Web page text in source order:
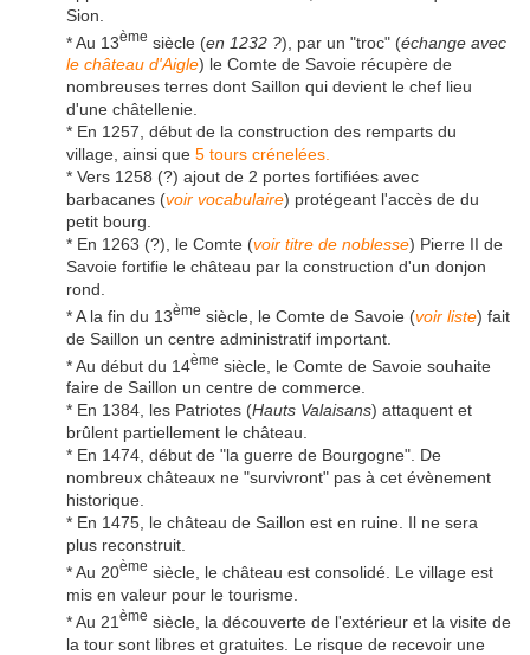
Sion.
* Au 13ème siècle (en 1232 ?), par un "troc" (échange avec
le château d'Aigle) le Comte de Savoie récupère de
nombreuses terres dont Saillon qui devient le chef lieu
d'une châtellenie.
* En 1257, début de la construction des remparts du
village, ainsi que 5 tours crénelées
* Vers 1258 (?) ajout de 2 portes fortifiées avec
barbacanes (voir vocabulaire) protégeant l'accès de du
petit bourg.
* En 1263 (?), le Comte (voir titre de noblesse) Pierre II de
Savoie fortifie le château par la construction d'un donjon
rond.
* A la fin du 13ème siècle, le Comte de Savoie (voir liste) fait
de Saillon un centre administratif important.
* Au début du 14ème siècle, le Comte de Savoie souhaite
faire de Saillon un centre de commerce.
* En 1384, les Patriotes (Hauts Valaisans) attaquent et
brûlent partiellement le château.
* En 1474, début de "la guerre de Bourgogne". De
nombreux châteaux ne "survivront" pas à cet évènement
historique.
* En 1475, le château de Saillon est en ruine. Il ne sera
plus reconstruit.
* Au 20ème siècle, le château est consolidé. Le village est
mis en valeur pour le tourisme.
* Au 21 ème siècle, la découverte de l'extérieur et la visite de
la tour sont libres et gratuites. Le risque de recevoir une